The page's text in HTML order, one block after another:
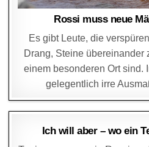
Rossi muss neue
Es gibt Leute, die
Drang, Steine übereinander
einem besonderen Ort sind.
gelegentlich irre
24.
Ich will aber – wo ein